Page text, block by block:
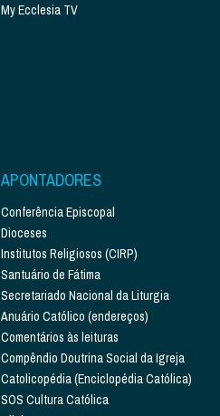
My Ecclesia TV
APONTADORES
Conferência Episcopal
Dioceses
Institutos Religiosos (CIRP)
Santuário de Fátima
Secretariado Nacional da Liturgia
Anuário Católico (endereços)
Comentários às leituras
Compêndio Doutrina Social da Igreja
Catolicopédia (Enciclopédia Católica)
SOS Cultura Católica